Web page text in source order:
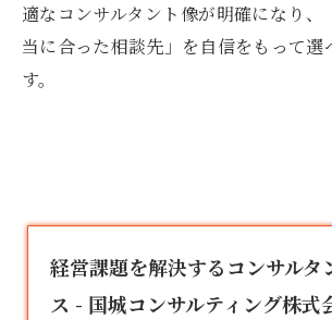
適なコンサルタント像が明確になり、
当に合った相談先」を自信をもって選
す。
経営課題を解決するコンサルタ
ス - 国城コンサルティング株式